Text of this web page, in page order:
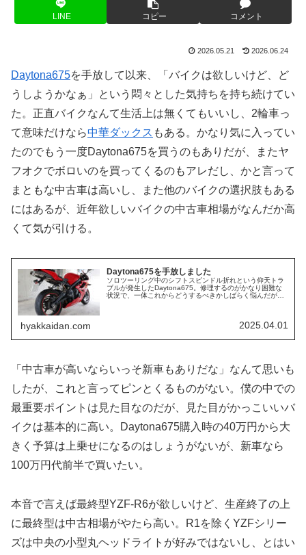
LINE コピー コメント
2026.05.21 2026.06.24
Daytona675を手放して以来、「バイクは欲しいけど、ど
うしようかなぁ」という悶々とした気持ちを持ち続けてい
た。正直バイクなんて生活上は無くてもいいし、2輪車っ
て意味だけなら中華ダックス もある。かなり気に入ってい
たのでもう一度Daytona675を買うのもありだが、またヤ
フオクでボロいのを買ってくるのもアレだし、かと言って
まともな中古車は高いし、また他のバイクの選択肢もある
にはあるが、近年欲しいバイクの中古車相場がなんだか高
くて気が引ける。
Daytona675を手放しました
ソロツーリング中のシフトスピンドル折れという仰天トラ
ブルが発生したDaytona675。修理するのがかなり困難な
状況で、一体これからどうするべきかしばらく悩んだが、
hyakkaidan.com 2025.04.01
「中古車が高いならいっそ新車もありだな」なんて思いも
したが、これと言ってピンとくるものがない。僕の中での
最重要ポイントは見た目なのだが、見た目がかっこいいバ
イクは基本的に高い。Daytona675購入時の40万円から大
きく予算は上乗せになるのはしょうがないが、新車なら
100万円代前半で買いたい。
本音で言えば最終型YZF-R6が欲しいけど、生産終了の上
に最終型は中古相場がやたら高い。R1を除くYZFシリー
ズは中央の小型丸ヘッドライトが好みではないし、とはい